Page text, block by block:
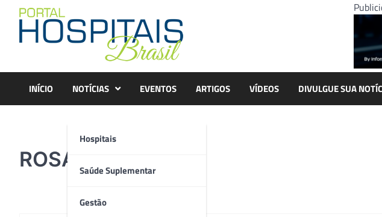
content
INÍCIO NOTÍCIAS
Hospitais
Saúde Suplementar
Gestão
EVENTOS ARTIGOS VÍDEOS DIVULGUE SUA
ROSA-Knee2